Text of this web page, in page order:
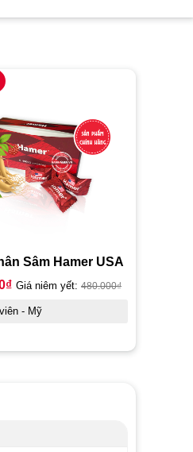
Sâm Hamer USA
₫ Giá niêm yết: 480.000₫
- Mỹ